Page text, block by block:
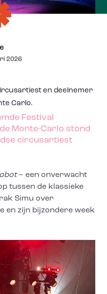
2026
en deelnemer
Carlo.
Festival
Monte-Carlo stond
circusartiest
– een onverwacht
tussen de klassieke
Simu over
en zijn bijzondere week